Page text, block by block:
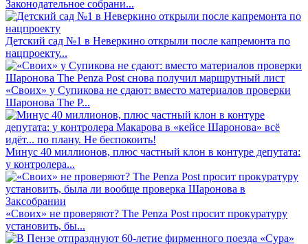
Законодательное собрани...
Детский сад №1 в Неверкино открыли после капремонта по
нацпроекту...
«Своих» у Супикова не сдают: вместо материалов проверки
Шаронова The P...
Минус 40 миллионов, плюс частный клон в контуре депутата:
у контролера...
«Своих» не проверяют? The Penza Post просит прокуратуру
установить, бы...